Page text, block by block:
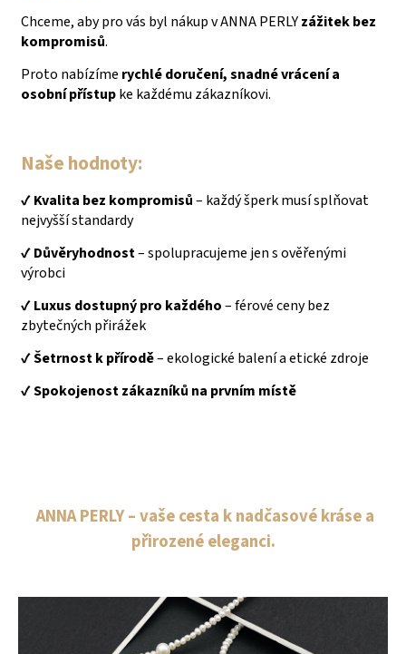
Chceme, aby pro vás byl nákup v ANNA PERLYzážitek bez
kompromisů.
Proto nabízíme rychlé doručení, snadné vrácení a
osobní přístupke každému zákazníkovi.
Naše hodnoty:
✔️Kvalita bez kompromisů– každý šperk musí splňovat
nejvyšší standardy
✔️Důvěryhodnost– spolupracujeme jen s ověřenými
výrobci
✔️Luxus dostupný pro každého– férové ceny bez
zbytečných přirážek
✔️Šetrnost k přírodě– ekologické balení a etické zdroje
✔️Spokojenost zákazníků na prvním místě
ANNA PERLY – vaše cesta k nadčasové kráse a
přirozené eleganci.